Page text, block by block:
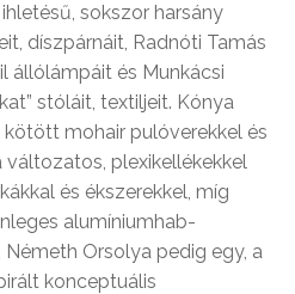
sokszor harsány
díszpárnáit, Radnóti Tamás
állólámpáit és Munkácsi
stóláit, textiljeit. Kónya
kötött mohair pulóverekkel és
változatos, plexikellékekkel
és ékszerekkel, míg
alumíniumhab-
Orsolya pedig egy, a
konceptuális